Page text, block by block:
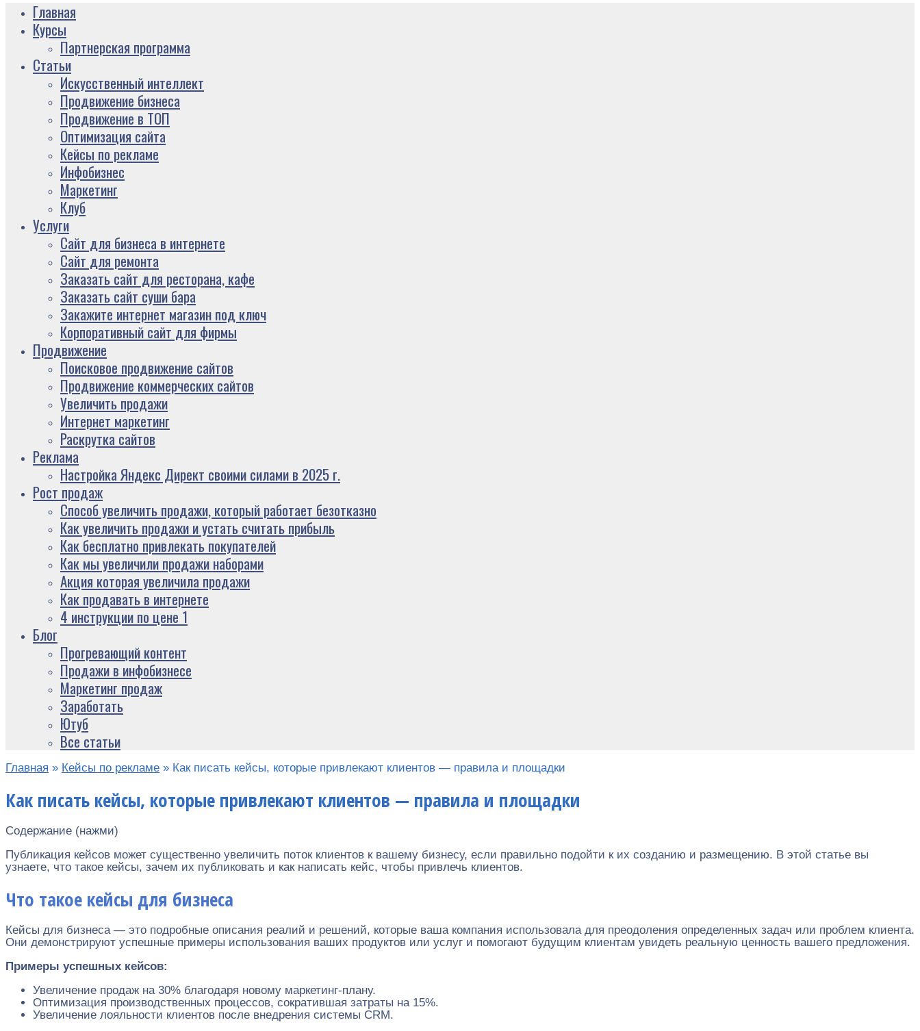
Главная
Курсы
Партнерская программа
Статьи
Искусственный интеллект
Продвижение бизнеса
Продвижение в ТОП
Оптимизация сайта
Кейсы по рекламе
Инфобизнес
Маркетинг
Клуб
Услуги
Сайт для бизнеса в интернете
Сайт для ремонта
Заказать сайт для ресторана, кафе
Заказать сайт суши бара
Закажите интернет магазин под ключ
Корпоративный сайт для фирмы
Продвижение
Поисковое продвижение сайтов
Продвижение коммерческих сайтов
Увеличить продажи
Интернет маркетинг
Раскрутка сайтов
Реклама
Настройка Яндекс Директ своими силами в 2025 г.
Рост продаж
Способ увеличить продажи, который работает безотказно
Как увеличить продажи и устать считать прибыль
Как бесплатно привлекать покупателей
Как мы увеличили продажи наборами
Акция которая увеличила продажи
Как продавать в интернете
4 инструкции по цене 1
Блог
Прогревающий контент
Продажи в инфобизнесе
Маркетинг продаж
Заработать
Ютуб
Все статьи
Главная » Кейсы по рекламе » Как писать кейсы, которые привлекают клиентов — правила и площадки
Как писать кейсы, которые привлекают клиентов — правила и площадки
Содержание (нажми)
Публикация кейсов может существенно увеличить поток клиентов к вашему бизнесу, если правильно подойти к их созданию и размещению. В этой статье вы
узнаете, что такое кейсы, зачем их публиковать и как написать кейс, чтобы привлечь клиентов.
Что такое кейсы для бизнеса
Кейсы для бизнеса — это подробные описания реалий и решений, которые ваша компания использовала для преодоления определенных задач или проблем клиента.
Они демонстрируют успешные примеры использования ваших продуктов или услуг и помогают будущим клиентам увидеть реальную ценность вашего предложения.
Примеры успешных кейсов:
Увеличение продаж на 30% благодаря новому маркетинг-плану.
Оптимизация производственных процессов, сократившая затраты на 15%.
Увеличение лояльности клиентов после внедрения системы CRM.